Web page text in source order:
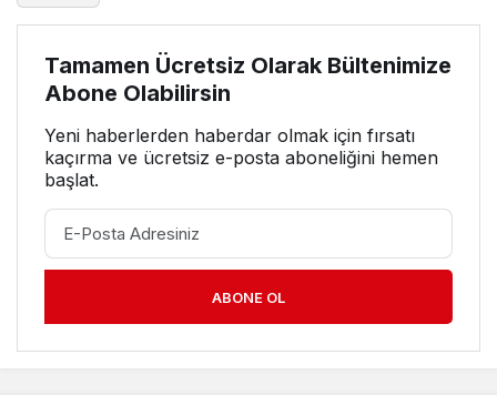
Tamamen Ücretsiz Olarak Bültenimize
Abone Olabilirsin
Yeni haberlerden haberdar olmak için fırsatı
kaçırma ve ücretsiz e-posta aboneliğini hemen
başlat.
ABONE OL